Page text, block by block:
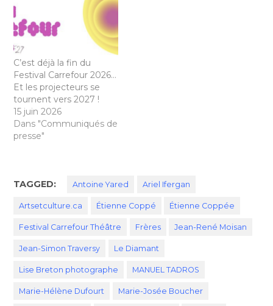
C’est déjà la fin du
Festival Carrefour 2026…
Et les projecteurs se
tournent vers 2027 !
15 juin 2026
Dans "Communiqués de
presse"
TAGGED: Antoine Yared Ariel Ifergan
Artsetculture.ca Étienne Coppé Étienne Coppée
Festival Carrefour Théâtre Frères Jean-René Moisan
Jean-Simon Traversy Le Diamant
Lise Breton photographe MANUEL TADROS
Marie-Hélène Dufourt Marie-Josée Boucher